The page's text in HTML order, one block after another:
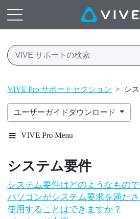
VIVE Pro サポートセクション > シ
ユーザーガイドダウンロード
VIVE Pro Menu
システム要件
システム要件はどのようなもので
パソコンがシステム要求を満た
使用することはできますか？